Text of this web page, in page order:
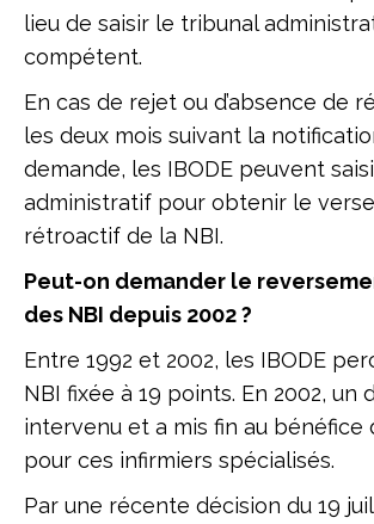
lieu de saisir le tribunal
compétent.
En cas de rejet ou d’absence de
les deux mois suivant la
demande, les IBODE peuvent
administratif pour obtenir le
rétroactif de la NBI.
Peut-on demander le
des NBI depuis 2002 ?
Entre 1992 et 2002, les IBODE
NBI fixée à 19 points. En 2002, un
intervenu et a mis fin au bénéfice
pour ces infirmiers spécialisés.
Par une récente décision du 19